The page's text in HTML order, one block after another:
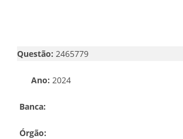
Questão: 2465779
Ano: 2024
Banca:
Órgão: